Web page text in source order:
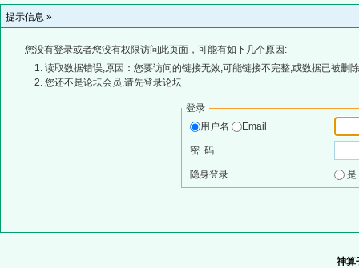
提示信息 »
您没有登录或者您没有权限访问此页面，可能有如下几个原因:
读取数据错误,原因：您要访问的链接无效,可能链接不完整,或数据已被删
您还不是论坛会员,请先登录论坛
登录
用户名
Email
密 码
隐身登录
神算